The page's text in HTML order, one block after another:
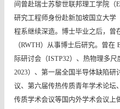
间曾赴瑞士苏黎世联邦理工学院（
研究工程师身份赴新加坡国立大学
程系继续深造。博士毕业之后，曾
（RWTH）从事博士后研究。 曾在
际研讨会（ISTP32）、热物理多
2023）、第一届全国半导体缺陷研
议、第六届传热传质青年学术论坛
传质学术会议等国内外学术会议上